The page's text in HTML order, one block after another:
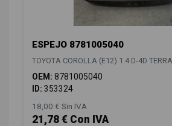
ESPEJO 8781005040
TOYOTA COROLLA (E12) 1.4 D-4D
OEM: 8781005040
ID: 353324
18,00 € Sin IVA
21,78 € Con IVA